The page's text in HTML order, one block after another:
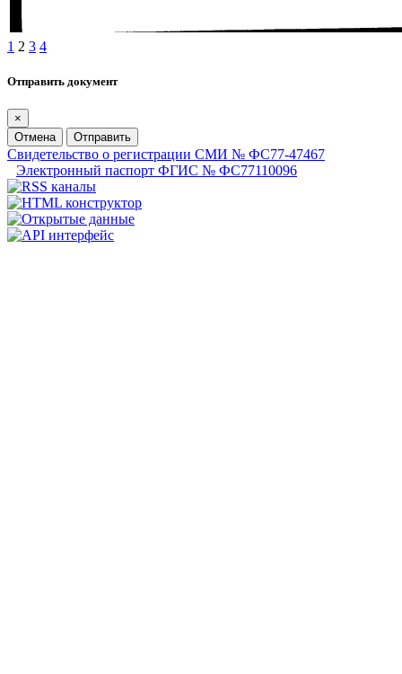
1 2 3 4
Отправить документ
×
Отмена
Отправить
Свидетельство о регистрации СМИ № ФС77-47467
Электронный паспорт ФГИС № ФС77110096